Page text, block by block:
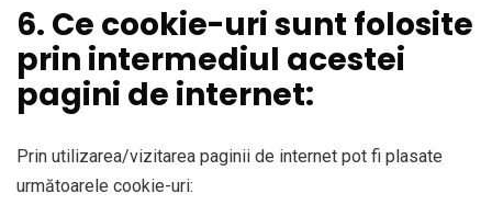
6. Ce cookie-uri sunt folosite
prin intermediul acestei
pagini de internet:
Prin utilizarea/vizitarea paginii de internet pot fi plasate
următoarele cookie-uri: